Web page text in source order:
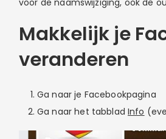
Makkelijk je
veranderen
Ga naar je Facebookpagina
Ga naar het tabblad Info